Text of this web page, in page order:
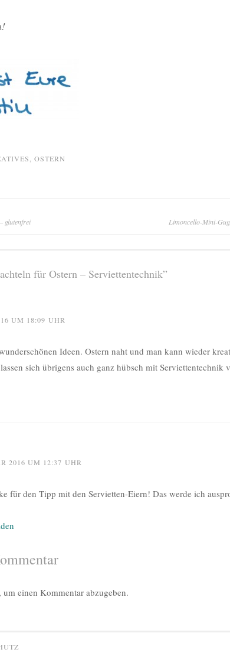
OSTERN
glutenfrei
Limoncello-Mini-
für Ostern – Serviettentechnik”
UM 18:09 UHR
Ideen. Ostern naht und man kann wieder
sich übrigens auch ganz hübsch mit Serviettentechnik
2016 UM 12:37 UHR
für den Tipp mit den Servietten-Eiern! Das werde ich
einen Kommentar abzugeben.